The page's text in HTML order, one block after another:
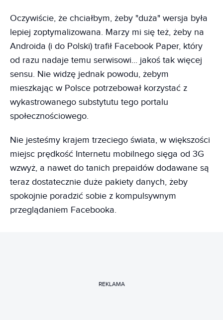
Oczywiście, że chciałbym, żeby "duża" wersja była
lepiej zoptymalizowana. Marzy mi się też, żeby na
Androida (i do Polski) trafił Facebook Paper, który
od razu nadaje temu serwisowi... jakoś tak więcej
sensu. Nie widzę jednak powodu, żebym
mieszkając w Polsce potrzebował korzystać z
wykastrowanego substytutu tego portalu
społecznościowego.
Nie jesteśmy krajem trzeciego świata, w większości
miejsc prędkość Internetu mobilnego sięga od 3G
wzwyż, a nawet do tanich prepaidów dodawane są
teraz dostatecznie duże pakiety danych, żeby
spokojnie poradzić sobie z kompulsywnym
przeglądaniem Facebooka.
REKLAMA